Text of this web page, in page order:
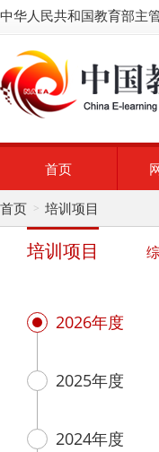
中华人民共和国教育部
首页
首页 > 培训项目
培训项目
2026年度
2025年度
2024年度